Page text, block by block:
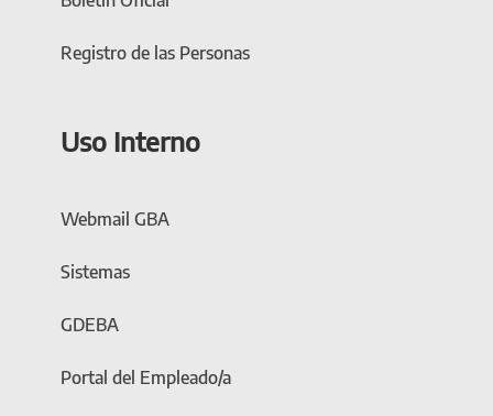
Registro de las Personas
Uso Interno
Webmail GBA
Sistemas
GDEBA
Portal del Empleado/a